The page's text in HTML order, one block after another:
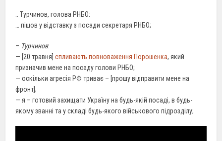
.. Турчинов, голова РНБО:
… пішов у відставку з посади секретаря РНБО;
– Турчинов:
— [20 травня]спливають повноваження Порошенка, який
призначив мене на посаду голови РНБО;
— оскільки агресія РФ триває – [прошу відправити мене на
фронт];
— я – готовий захищати Україну на будь-якій посаді, в будь-
якому званні та у складі будь-якого військового підрозділу;